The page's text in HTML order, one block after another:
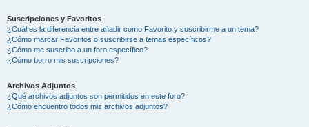
Suscripciones y Favoritos
¿Cuál es la diferencia entre añadir como Favorito y suscribirme a un tema?
¿Cómo marcar Favoritos o suscribirse a temas específicos?
¿Cómo me suscribo a un foro específico?
¿Cómo borro mis suscripciones?
Archivos Adjuntos
¿Qué archivos adjuntos son permitidos en este foro?
¿Cómo encuentro todos mis archivos adjuntos?